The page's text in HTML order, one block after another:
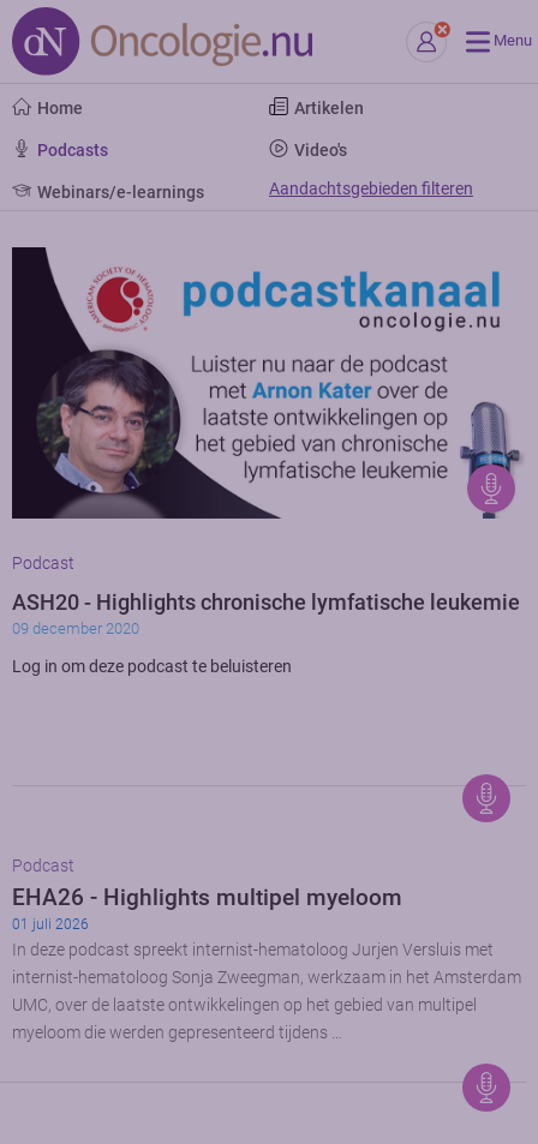
Menu
Home Artikelen
Podcasts Video's
Webinars/e-learnings Aandachtsgebieden filteren
Podcast
ASH20 - Highlights chronische lymfatische leukemie
09 december 2020
Log in om deze podcast te beluisteren
Podcast
EHA26 - Highlights multipel myeloom
01 juli 2026
In deze podcast spreekt internist-hematoloog Jurjen Versluis met
internist-hematoloog Sonja Zweegman, werkzaam in het Amsterdam
UMC, over de laatste ontwikkelingen op het gebied van multipel
myeloom die werden gepresenteerd tijdens …